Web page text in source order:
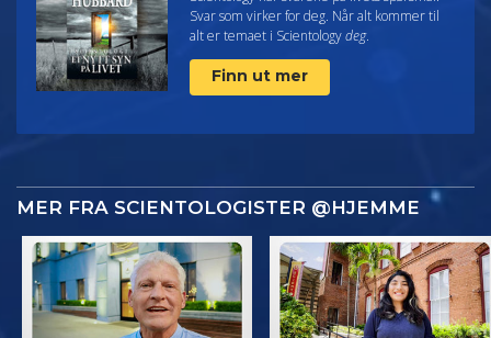
Svar som virker for deg. Når alt kommer til
alt er temaet i Scientologydeg.
Finn ut mer
MER FRA SCIENTOLOGISTER @HJEMME